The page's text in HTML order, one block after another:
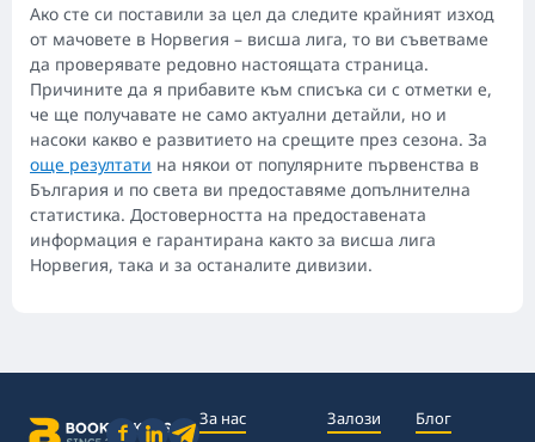
Ако сте си поставили за цел да следите крайният изход
от мачовете в Норвегия – висша лига, то ви съветваме
да проверявате редовно настоящата страница.
Причините да я прибавите към списъка си с отметки е,
че ще получавате не само актуални детайли, но и
насоки какво е развитието на срещите през сезона. За
още резултати на някои от популярните първенства в
България и по света ви предоставяме допълнителна
статистика. Достоверността на предоставената
информация е гарантирана както за висша лига
Норвегия, така и за останалите дивизии.
За нас
Залози
Блог